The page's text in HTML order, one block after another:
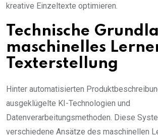
kreative Einzeltexte optimieren.
Technische
maschinelles
Texterstellung
Hinter automatisierten
ausgeklügelte KI-Technologien und
Datenverarbeitungsmethoden. Diese
verschiedene Ansätze des maschinellen